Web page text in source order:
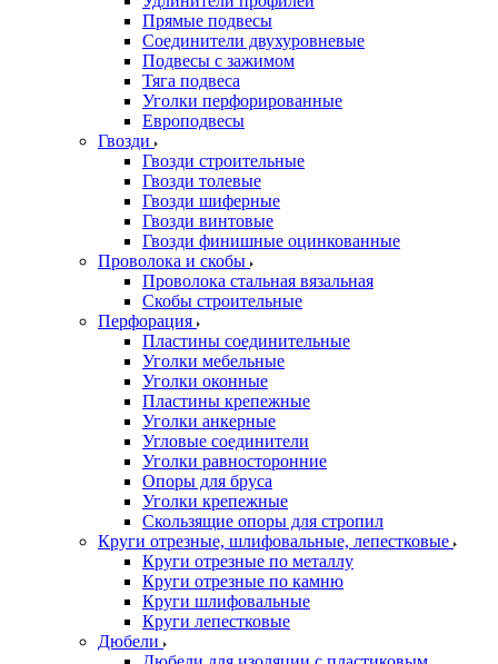
Прямые подвесы
Соединители двухуровневые
Подвесы с зажимом
Тяга подвеса
Уголки перфорированные
Европодвесы
Гвозди
Гвозди строительные
Гвозди толевые
Гвозди шиферные
Гвозди винтовые
Гвозди финишные оцинкованные
Проволока и скобы
Проволока стальная вязальная
Скобы строительные
Перфорация
Пластины соединительные
Уголки мебельные
Уголки оконные
Пластины крепежные
Уголки анкерные
Угловые соединители
Уголки равносторонние
Опоры для бруса
Уголки крепежные
Скользящие опоры для стропил
Круги отрезные, шлифовальные, лепестковые
Круги отрезные по металлу
Круги отрезные по камню
Круги шлифовальные
Круги лепестковые
Дюбели